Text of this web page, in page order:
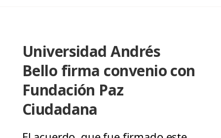
Universidad Andrés
Bello firma convenio con
Fundación Paz
Ciudadana